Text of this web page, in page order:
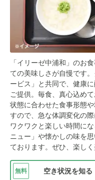
「イリーゼ中浦和」のお
ての美味しさが自慢です
ービス」と共同で、健康
ご提供。毎食、真心込め
状態に合わせた食事形態
すので、急な体調変化の
ワクワクと楽しい時間に
ニュー」や懐かしの味を
ております。ぜひ、楽し
無料 空き状況を知る